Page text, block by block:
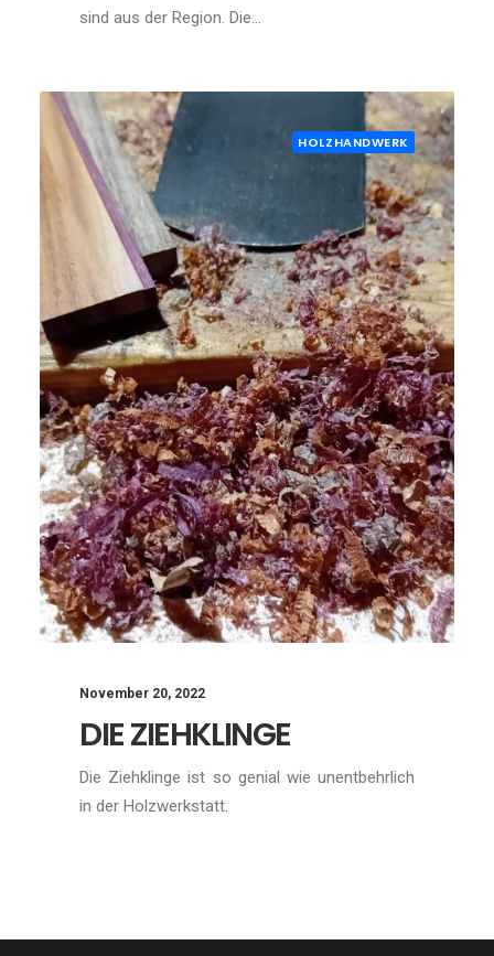
sind aus der Region. Die…
HOLZHANDWERK
November 20, 2022
DIE ZIEHKLINGE
Die Ziehklinge ist so genial wie unentbehrlich
in der Holzwerkstatt.